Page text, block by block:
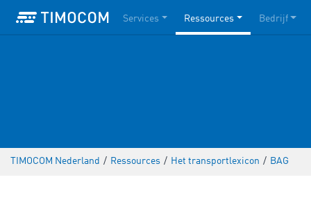
Services Ressources Bedrijf
TIMOCOM Nederland / Ressources / Het transportlexicon / BAG